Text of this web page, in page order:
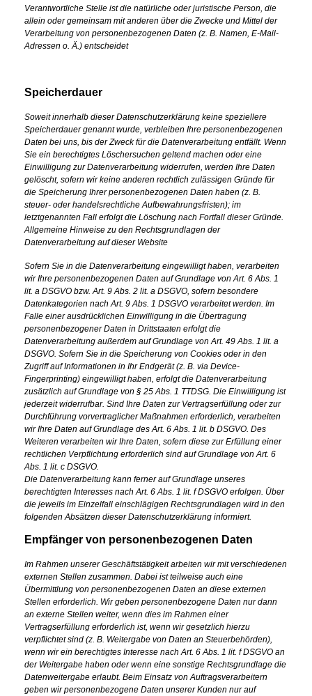
Verantwortliche Stelle ist die natürliche oder juristische Person, die
allein oder gemeinsam mit anderen über die Zwecke und Mittel der
Verarbeitung von personenbezogenen Daten (z. B. Namen, E-Mail-
Adressen o. Ä.) entscheidet
Speicherdauer
Soweit innerhalb dieser Datenschutzerklärung keine speziellere
Speicherdauer genannt wurde, verbleiben Ihre personenbezogenen
Daten bei uns, bis der Zweck für die Datenverarbeitung entfällt. Wenn
Sie ein berechtigtes Löschersuchen geltend machen oder eine
Einwilligung zur Datenverarbeitung widerrufen, werden Ihre Daten
gelöscht, sofern wir keine anderen rechtlich zulässigen Gründe für
die Speicherung Ihrer personenbezogenen Daten haben (z. B.
steuer- oder handelsrechtliche Aufbewahrungsfristen); im
letztgenannten Fall erfolgt die Löschung nach Fortfall dieser Gründe.
Allgemeine Hinweise zu den Rechtsgrundlagen der
Datenverarbeitung auf dieser Website
Sofern Sie in die Datenverarbeitung eingewilligt haben, verarbeiten
wir Ihre personenbezogenen Daten auf Grundlage von Art. 6 Abs. 1
lit. a DSGVO bzw. Art. 9 Abs. 2 lit. a DSGVO, sofern besondere
Datenkategorien nach Art. 9 Abs. 1 DSGVO verarbeitet werden. Im
Falle einer ausdrücklichen Einwilligung in die Übertragung
personenbezogener Daten in Drittstaaten erfolgt die
Datenverarbeitung außerdem auf Grundlage von Art. 49 Abs. 1 lit. a
DSGVO. Sofern Sie in die Speicherung von Cookies oder in den
Zugriff auf Informationen in Ihr Endgerät (z. B. via Device-
Fingerprinting) eingewilligt haben, erfolgt die Datenverarbeitung
zusätzlich auf Grundlage von § 25 Abs. 1 TTDSG. Die Einwilligung ist
jederzeit widerrufbar. Sind Ihre Daten zur Vertragserfüllung oder zur
Durchführung vorvertraglicher Maßnahmen erforderlich, verarbeiten
wir Ihre Daten auf Grundlage des Art. 6 Abs. 1 lit. b DSGVO. Des
Weiteren verarbeiten wir Ihre Daten, sofern diese zur Erfüllung einer
rechtlichen Verpflichtung erforderlich sind auf Grundlage von Art. 6
Abs. 1 lit. c DSGVO.
Die Datenverarbeitung kann ferner auf Grundlage unseres
berechtigten Interesses nach Art. 6 Abs. 1 lit. f DSGVO erfolgen. Über
die jeweils im Einzelfall einschlägigen Rechtsgrundlagen wird in den
folgenden Absätzen dieser Datenschutzerklärung informiert.
Empfänger von personenbezogenen Daten
Im Rahmen unserer Geschäftstätigkeit arbeiten wir mit verschiedenen
externen Stellen zusammen. Dabei ist teilweise auch eine
Übermittlung von personenbezogenen Daten an diese externen
Stellen erforderlich. Wir geben personenbezogene Daten nur dann
an externe Stellen weiter, wenn dies im Rahmen einer
Vertragserfüllung erforderlich ist, wenn wir gesetzlich hierzu
verpflichtet sind (z. B. Weitergabe von Daten an Steuerbehörden),
wenn wir ein berechtigtes Interesse nach Art. 6 Abs. 1 lit. f DSGVO an
der Weitergabe haben oder wenn eine sonstige Rechtsgrundlage die
Datenweitergabe erlaubt. Beim Einsatz von Auftragsverarbeitern
geben wir personenbezogene Daten unserer Kunden nur auf